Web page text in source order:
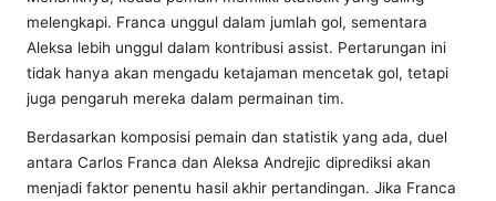
melengkapi. Franca unggul dalam jumlah gol, sementara
Aleksa lebih unggul dalam kontribusi assist. Pertarungan ini
tidak hanya akan mengadu ketajaman mencetak gol, tetapi
juga pengaruh mereka dalam permainan tim.
Berdasarkan komposisi pemain dan statistik yang ada, duel
antara Carlos Franca dan Aleksa Andrejic diprediksi akan
menjadi faktor penentu hasil akhir pertandingan. Jika Franca